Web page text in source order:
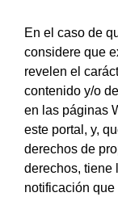
En el caso de
considere que
revelen el
contenido y/o
en las páginas
este portal, y,
derechos de
derechos, tiene
notificación